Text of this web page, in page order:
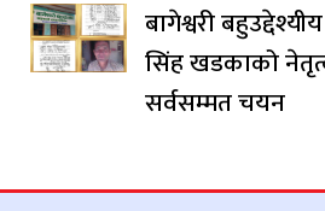
बागेश्वरी
सिंह खडकाको
सर्वसम्मत चयन